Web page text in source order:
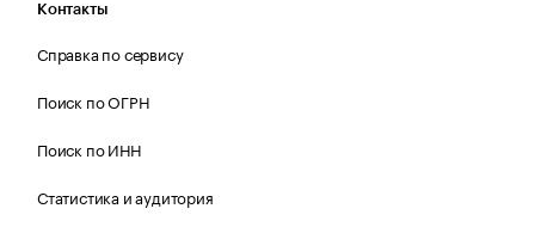
Контакты
Справка по сервису
Поиск по ОГРН
Поиск по ИНН
Статистика и аудитория